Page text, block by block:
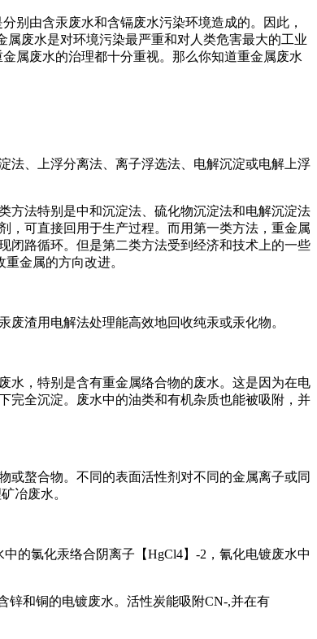
由含汞废水和含镉废水污染环境造成的。因此，
属废水是对环境污染最严重和对人类危害最大的工业
属废水的治理都十分重视。那么你知道重金属废水
、上浮分离法、离子浮选法、电解沉淀或电解上浮
法特别是中和沉淀法、硫化物沉淀法和电解沉淀法
，可直接回用于生产过程。而用第一类方法，重金属
闭路循环。但是第二类方法受到经济和技术上的一些
金属的方向改进。
渣用电解法处理能高效地回收纯汞或汞化物。
，特别是含有重金属络合物的废水。这是因为在电
完全沉淀。废水中的油类和有机杂质也能被吸附，并
螯合物。不同的表面活性剂对不同的金属离子或同
冶废水。
的氯化汞络合阴离子【HgCl4】-2，氰化电镀废水中
和铜的电镀废水。活性炭能吸附CN-,并在有